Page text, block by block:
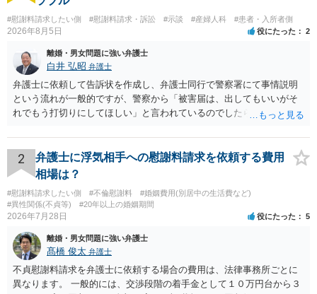
#慰謝料請求したい側 #慰謝料請求・訴訟 #示談 #産婦人科 #患者・入所者側
2026年8月5日 役にたった 2
離婚・男女問題に強い弁護士
白井 弘昭 弁護士
弁護士に依頼して告訴状を作成し、弁護士同行で警察署にて事情説明
という流れが一般的ですが、警察から「被害届は、出してもいいがそ
れでもう打切りにしてほしい」と言われているのでしたら、あまり結
検察庁に訴えるのもありかもしれないですが、実際に捜査をするの
は、結局所轄だと思われますので、やはり結論は変わらないかもしれ
ないです。 一度、最寄りの「刑事に強い」とうたっている弁護士に相
談してみてはいかがでしょうか。 以上、ご参考まで。
2
弁護士に浮気相手への慰謝料請求を依頼する費用
相場は？
#慰謝料請求したい側 #不倫慰謝料
#婚姻費用(別居中の生活費など)
#異性関係(不貞等)
#20年以上の婚姻期間
2026年7月28日 役にたった 5
離婚・男女問題に強い弁護士
髙橋 俊太 弁護士
不貞慰謝料請求を弁護士に依頼する場合の費用は、法律事務所ごとに
異なります。 一般的には、交渉段階の着手金として１０万円台から３